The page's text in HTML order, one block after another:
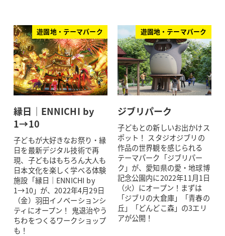
遊園地・テーマパーク
縁日｜ENNICHI by
1→10
子どもが大好きなお祭り・縁
日を最新デジタル技術で再
現、子どもはもちろん大人も
日本文化を楽しく学べる体験
施設「縁日｜ENNICHI by
1→10」が、2022年4月29日
（金）羽田イノベーションシ
ティにオープン！ 鬼退治やう
ちわをつくるワークショップ
も！
遊園地・テーマパーク
ジブリパーク
子どもとの新しいお出かけス
ポット！ スタジオジブリの
作品の世界観を感じられる
テーマパーク「ジブリパー
ク」が、愛知県の愛・地球博
記念公園内に2022年11月1日
（火）にオープン！まずは
「ジブリの大倉庫」「青春の
丘」「どんどこ森」の3エリ
アが公開！